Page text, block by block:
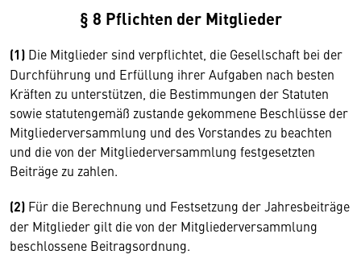
§ 8 Pflichten der Mitglieder
(1) Die Mitglieder sind verpflichtet, die Gesellschaft bei der
Durchführung und Erfüllung ihrer Aufgaben nach besten
Kräften zu unterstützen, die Bestimmungen der Statuten
sowie statutengemäß zustande gekommene Beschlüsse der
Mitgliederversammlung und des Vorstandes zu beachten
und die von der Mitgliederversammlung festgesetzten
Beiträge zu zahlen.
(2) Für die Berechnung und Festsetzung der Jahresbeiträge
der Mitglieder gilt die von der Mitgliederversammlung
beschlossene Beitragsordnung.